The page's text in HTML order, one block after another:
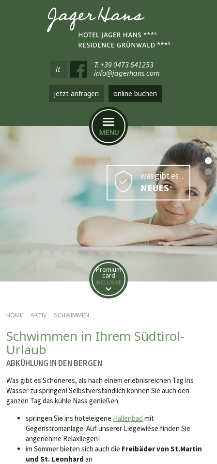
it
T: +39 0473 641253
info@jagerhans.com
jetzt anfragen online buchen
MENU
was gibt es ...
NEUES
Premium
card
INCLUSIVE
HOME ·AKTIV ·SCHWIMMEN
Schwimmen in Ihrem Südtirol-
Urlaub
ABKÜHLUNG IN DEN BERGEN
Was gibt es Schöneres, als nach einem erlebnisreichen Tag ins
Wasser zu springen! Selbstverständlich können Sie auch den
ganzen Tag das kühle Nass genießen.
springen Sie ins hoteleigene Hallenbad mit
Gegenstromanlage. Auf unserer Liegewiese finden Sie
angenehme Relaxliegen!
im Sommer bieten sich auch die Freibäder von St.Martin
und St. Leonhard an